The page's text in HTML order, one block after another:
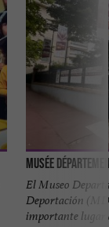
El Museo
Deportación
importante lugar